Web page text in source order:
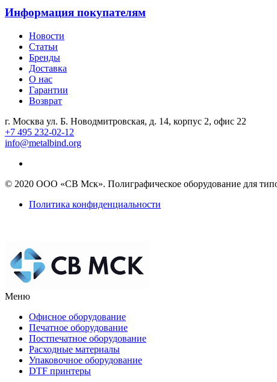
Информация покупателям
Новости
Статьи
Бренды
Доставка
О нас
Гарантии
Возврат
г. Москва ул. Б. Новодмитровская, д. 14, корпус 2, офис 22
+7 495 232-02-12
info@metalbind.org
© 2020 ООО «СВ Мск». Полиграфическое оборудование для
Политика конфиденциальности
Меню
Офисное оборудование
Печатное оборудование
Постпечатное оборудование
Расходные материалы
Упаковочное оборудование
DTF принтеры